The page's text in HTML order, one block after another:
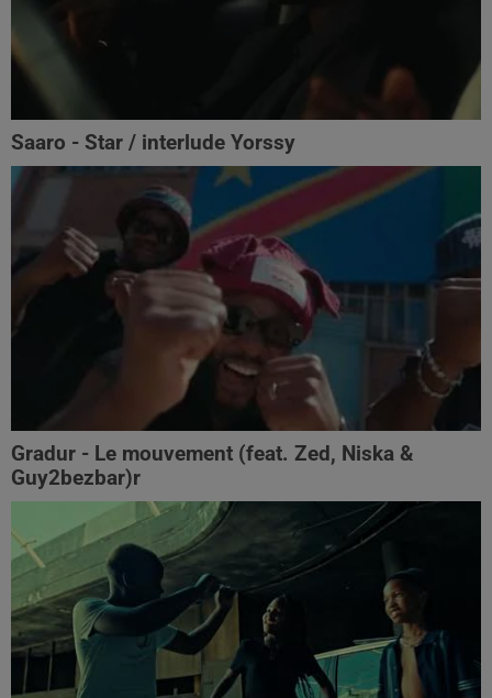
Saaro - Star / interlude Yorssy
Gradur - Le mouvement (feat. Zed, Niska &
Guy2bezbar)r